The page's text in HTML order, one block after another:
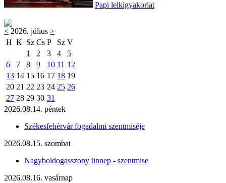
Papi lelkigyakorlat
< 2026. július >
H K Sz Cs P Sz V
1
2 3 4
5
6
7 8 9 10 11 12
13 14 15 16 17 18 19
20 21 22 23 24 25 26
27 28 29 30 31
2026.08.14. péntek
Székesfehérvár fogadalmi szentmiséje
2026.08.15. szombat
Nagyboldogasszony ünnep - szentmise
2026.08.16. vasárnap